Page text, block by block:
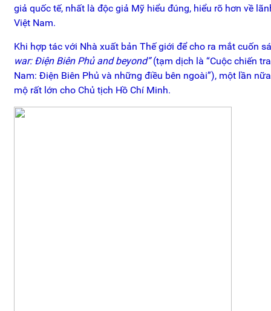
giả quốc tế, nhất là độc giả Mỹ hiểu đúng, hiểu rõ hơn về
Việt Nam.
Khi hợp tác với Nhà xuất bản Thế giới để cho ra mắt cuốn
war: Điện Biên Phủ and beyond”(tạm dịch là “Cuộc chiến
Nam: Điện Biên Phủ và những điều bên ngoài”), một lần
mộ rất lớn cho Chủ tịch Hồ Chí Minh.